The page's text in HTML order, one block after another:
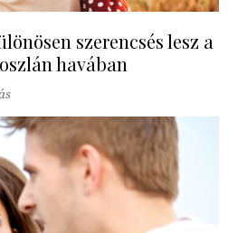
szerencsés lesz a
havában